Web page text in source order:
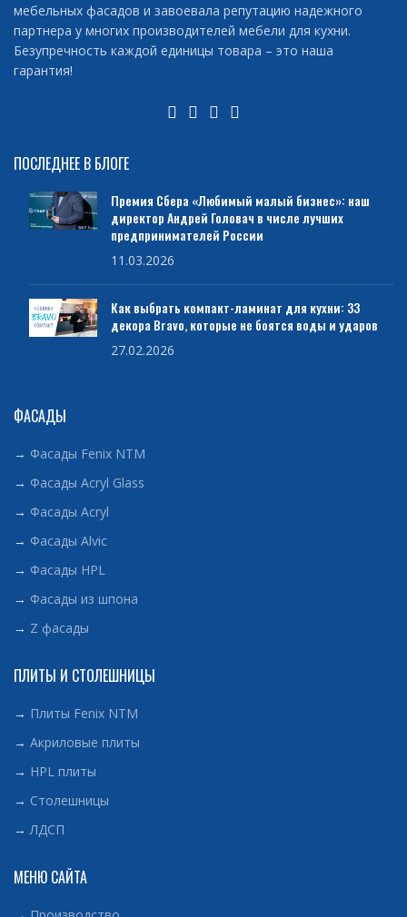
мебельных фасадов и завоевала репутацию надежного
партнера у многих производителей мебели для кухни.
Безупречность каждой единицы товара – это наша
гарантия!
ПОСЛЕДНЕЕ В БЛОГЕ
Премия Сбера «Любимый малый бизнес»: наш
директор Андрей Головач в числе лучших
предпринимателей России
11.03.2026
Как выбрать компакт-ламинат для кухни: 33
декора Bravo, которые не боятся воды и ударов
27.02.2026
ФАСАДЫ
→ Фасады Fenix NTM
→ Фасады Acryl Glass
→ Фасады Acryl
→ Фасады Alvic
→ Фасады HPL
→ Фасады из шпона
→ Z фасады
ПЛИТЫ И СТОЛЕШНИЦЫ
→ Плиты Fenix NTM
→ Акриловые плиты
→ HPL плиты
→ Столешницы
→ ЛДСП
МЕНЮ САЙТА